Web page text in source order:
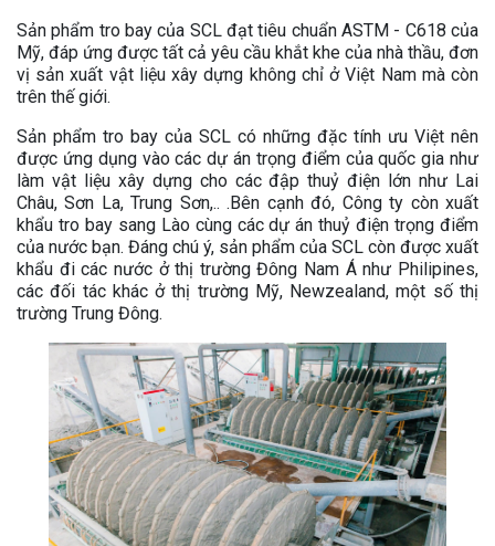
Sản phẩm tro bay của SCL đạt tiêu chuẩn ASTM - C618 của
Mỹ, đáp ứng được tất cả yêu cầu khắt khe của nhà thầu, đơn
vị sản xuất vật liệu xây dựng không chỉ ở Việt Nam mà còn
trên thế giới.
Sản phẩm tro bay của SCL có những đặc tính ưu Việt nên
được ứng dụng vào các dự án trọng điểm của quốc gia như
làm vật liệu xây dựng cho các đập thuỷ điện lớn như Lai
Châu, Sơn La, Trung Sơn,.. .Bên cạnh đó, Công ty còn xuất
khẩu tro bay sang Lào cùng các dự án thuỷ điện trọng điểm
của nước bạn. Đáng chú ý, sản phẩm của SCL còn được xuất
khẩu đi các nước ở thị trường Đông Nam Á như Philipines,
các đối tác khác ở thị trường Mỹ, Newzealand, một số thị
trường Trung Đông.